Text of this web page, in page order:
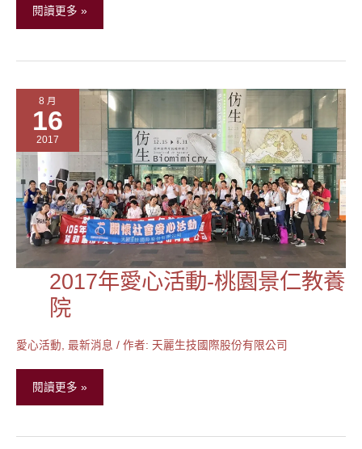
2017
年
會
閱讀更多 »
8 月
16
2017
2017年愛心活動-桃園景仁教養
院
愛心活動 最新消息 / 作者: 天麗生技國際股份有限公司
2017
心
動-
景
閱讀更多 »